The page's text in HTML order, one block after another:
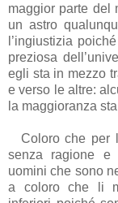
maggior parte del
un astro
l’ingiustizia
preziosa
egli sta in mezzo
e verso le altre:
la maggioranza
Coloro che per
senza ragione e
uomini che sono
a coloro che li